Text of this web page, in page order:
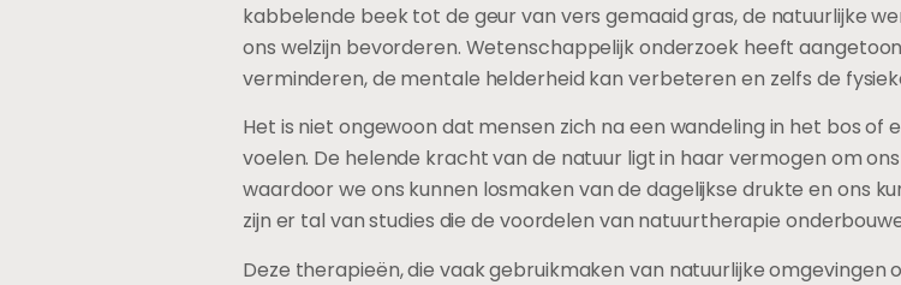
kabbelende beek tot de geur van vers gemaaid gras, de natuurlijke
ons welzijn bevorderen. Wetenschappelijk onderzoek heeft
verminderen, de mentale helderheid kan verbeteren en zelfs de
Het is niet ongewoon dat mensen zich na een wandeling in het bos
voelen. De helende kracht van de natuur ligt in haar vermogen om
waardoor we ons kunnen losmaken van de dagelijkse drukte en ons
zijn er tal van studies die de voordelen van natuurtherapie
Deze therapieën, die vaak gebruikmaken van natuurlijke